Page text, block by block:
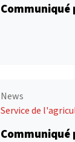
News
Service de